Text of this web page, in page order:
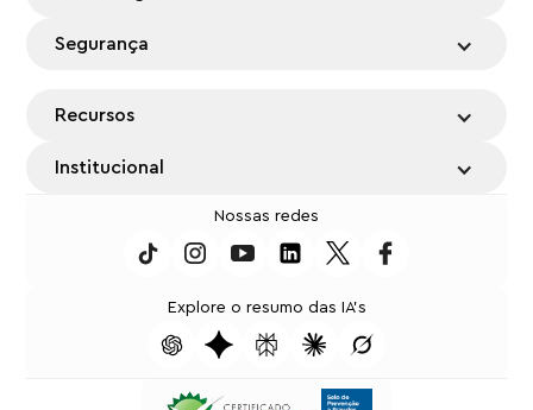
Segurança
Recursos
Institucional
Nossas redes
Explore o resumo das IA's